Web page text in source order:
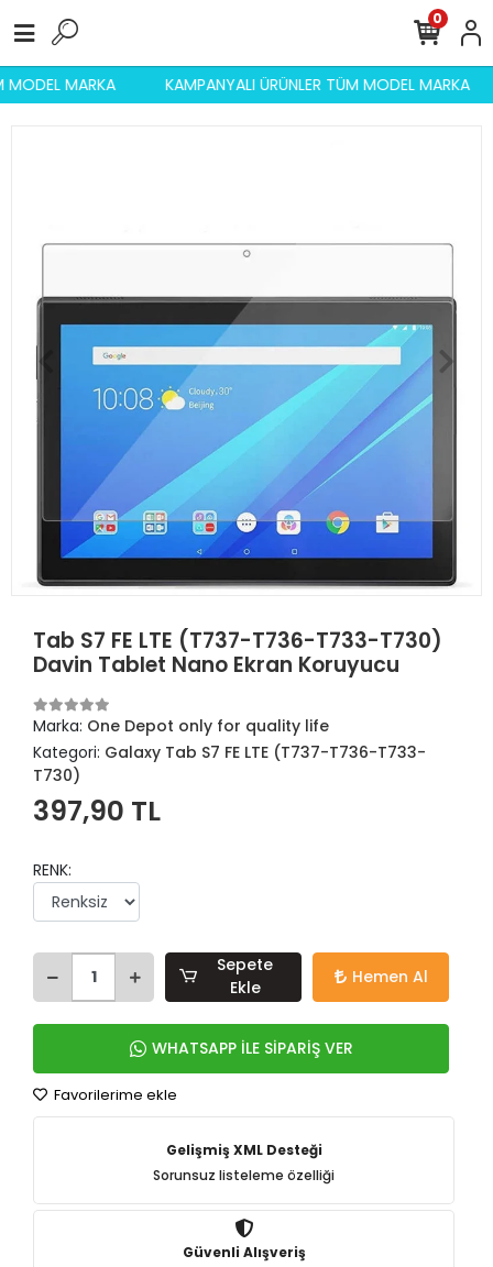
MODEL MARKA KAMPANYALI ÜRÜNLER TÜM MODEL MARKA
0
Tab S7 FE LTE (T737-T736-T733-T730)
Davin Tablet Nano Ekran Koruyucu
Marka: One Depot only for quality life
Kategori: Galaxy Tab S7 FE LTE (T737-T736-T733-
T730)
397,90 TL
RENK:
Sepete
Ekle
Hemen Al
WHATSAPP İLE SİPARİŞ VER
Favorilerime ekle
Gelişmiş XML Desteği
Sorunsuz listeleme özelliği
Güvenli Alışveriş